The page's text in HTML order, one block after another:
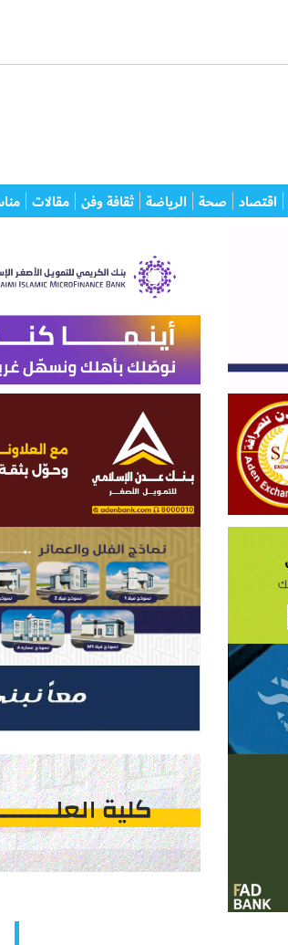
اقتصاد صحة الرياضة ثقافة وفن مقالات